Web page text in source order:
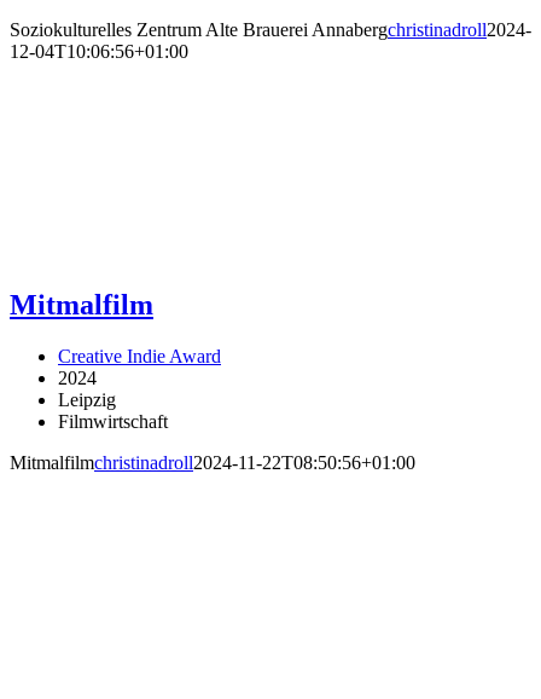
Soziokulturelles Zentrum Alte Brauerei Annabergchristinadroll2024-
12-04T10:06:56+01:00
Mitmalfilm
Creative Indie Award
2024
Leipzig
Filmwirtschaft
Mitmalfilmchristinadroll2024-11-22T08:50:56+01:00